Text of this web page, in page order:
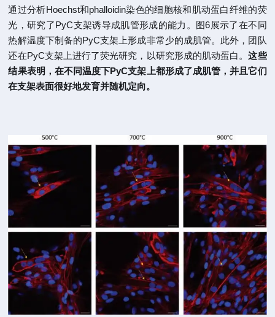
通过分析Hoechst和phalloidin染色的细胞核和肌动蛋白纤维的荧
光，研究了PyC支架诱导成肌管形成的能力。图6展示了在不同
热解温度下制备的PyC支架上形成非常少的成肌管。此外，团队
还在PyC支架上进行了荧光研究，以研究形成的肌动蛋白。这些
结果表明，在不同温度下PyC支架上都形成了成肌管，并且它们
在支架表面很好地发育并随机定向。